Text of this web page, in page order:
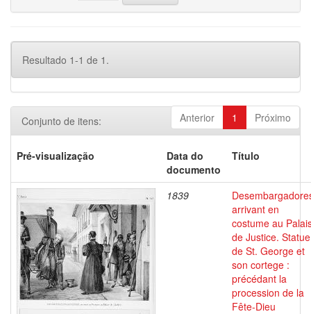
Resultado 1-1 de 1.
Anterior 1 Próximo
Conjunto de itens:
Pré-visualização
Data do
documento
Título
1839
arrivant en
costume au
de Justice. Statue
de St. George et
son cortege :
précédant la
procession de la
Fête-Dieu